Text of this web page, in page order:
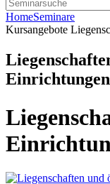
HomeSeminare
Kursangebote
Einrichtungen